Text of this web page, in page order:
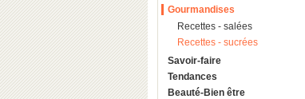
Gourmandises
Recettes - salées
Recettes - sucrées
Savoir-faire
Tendances
Beauté-Bien être